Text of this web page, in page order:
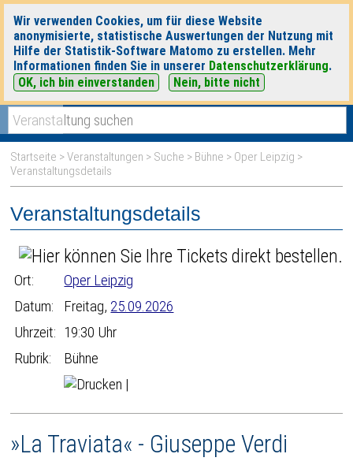
Wir verwenden Cookies, um für diese Website
anonymisierte, statistische Auswertungen der Nutzung mit
Hilfe der Statistik-Software Matomo zu erstellen. Mehr
Informationen finden Sie in unserer Datenschutzerklärung.
OK, ich bin einverstanden
Nein, bitte nicht
heute|morgen|
Startseite >Veranstaltungen > Suche > Bühne > Oper Leipzig >
Veranstaltungsdetails
Veranstaltungsdetails
Ort:
Oper Leipzig
Datum:
Freitag, 25.09.2026
Uhrzeit: 19:30 Uhr
Rubrik:
Bühne
|
»La Traviata« - Giuseppe Verdi